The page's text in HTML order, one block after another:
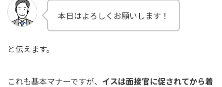
本日はよろしくお願いします！
と伝えます。
これも基本マナーですが、 イスは面接官に促されてから着